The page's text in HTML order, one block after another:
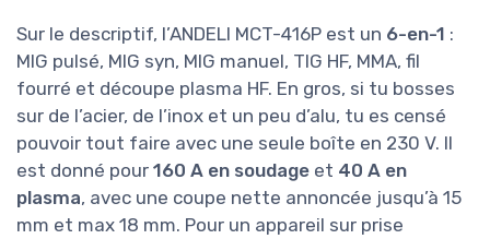
Sur le descriptif, l’ANDELI MCT-416P est un 6-en-1 :
MIG pulsé, MIG syn, MIG manuel, TIG HF, MMA, fil
fourré et découpe plasma HF. En gros, si tu bosses
sur de l’acier, de l’inox et un peu d’alu, tu es censé
pouvoir tout faire avec une seule boîte en 230 V. Il
est donné pour 160 A en soudage et 40 A en
plasma, avec une coupe nette annoncée jusqu’à 15
mm et max 18 mm. Pour un appareil sur prise